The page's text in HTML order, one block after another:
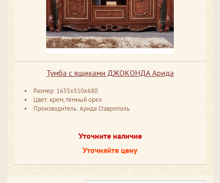
Тумба с ящиками ДЖОКОНДА Арида
Размер: 1655x510x680
Цвет: крем, тёмный орех
Производитель: Арида Ставрополь
Уточните наличие
Уточняйте цену